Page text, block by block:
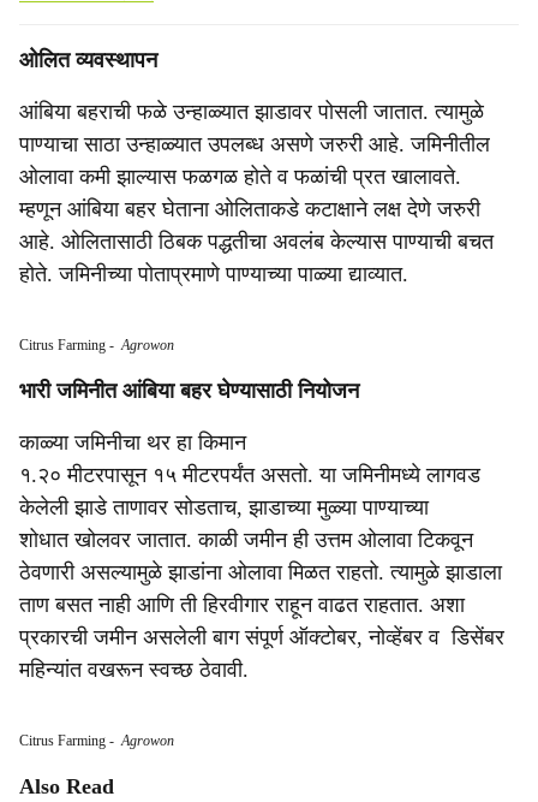
ओलित व्यवस्थापन
आंबिया बहराची फळे उन्हाळ्यात झाडावर पोसली जातात. त्यामुळे
पाण्याचा साठा उन्हाळ्यात उपलब्ध असणे जरुरी आहे. जमिनीतील
ओलावा कमी झाल्यास फळगळ होते व फळांची प्रत खालावते.
म्हणून आंबिया बहर घेताना ओलिताकडे कटाक्षाने लक्ष देणे जरुरी
आहे. ओलितासाठी ठिबक पद्धतीचा अवलंब केल्यास पाण्याची बचत
होते. जमिनीच्या पोताप्रमाणे पाण्याच्या पाळ्या द्याव्यात.
Citrus Farming -Agrowon
भारी जमिनीत आंबिया बहर घेण्यासाठी नियोजन
काळ्या जमिनीचा थर हा किमान
१.२० मीटरपासून १५ मीटरपर्यंत असतो. या जमिनीमध्ये लागवड
केलेली झाडे ताणावर सोडताच, झाडाच्या मुळ्या पाण्याच्या
शोधात खोलवर जातात. काळी जमीन ही उत्तम ओलावा टिकवून
ठेवणारी असल्यामुळे झाडांना ओलावा मिळत राहतो. त्यामुळे झाडाला
ताण बसत नाही आणि ती हिरवीगार राहून वाढत राहतात. अशा
प्रकारची जमीन असलेली बाग संपूर्ण ऑक्‍टोबर, नोव्हेंबर व डिसेंबर
महिन्यांत वखरून स्वच्छ ठेवावी.
Citrus Farming -Agrowon
Also Read